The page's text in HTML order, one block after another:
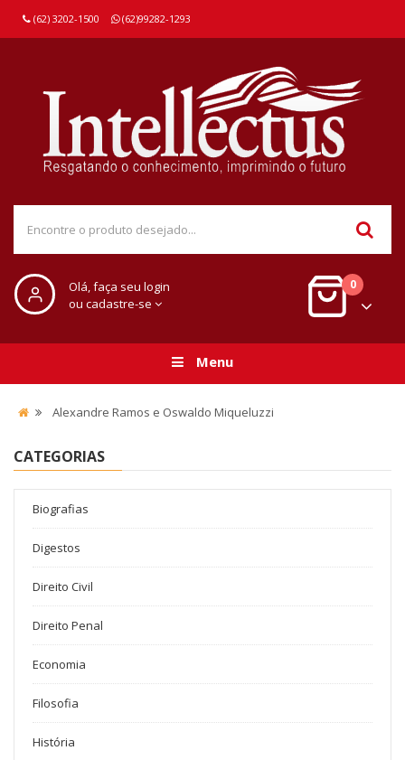
(62) 3202-1500 (62)99282-1293
Olá, faça seu login
ou cadastre-se
0
Menu
Alexandre Ramos e Oswaldo Miqueluzzi
CATEGORIAS
Biografias
Digestos
Direito Civil
Direito Penal
Economia
Filosofia
História